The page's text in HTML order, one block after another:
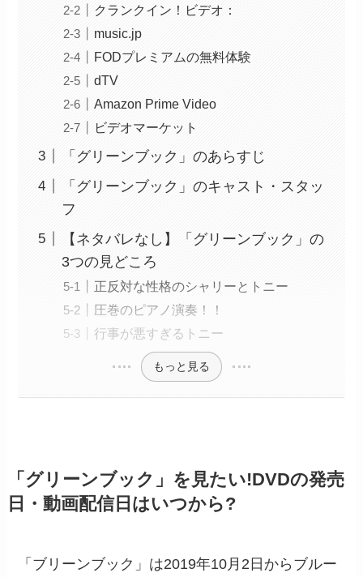
クランクイン！ビデオ：
music.jp
FODプレミアムの無料体験
dTV
Amazon Prime Video
ビデオマーケット
「グリーンブック」のあらすじ
「グリーンブック」のキャスト・スタッ
フ
【ネタバレなし】「グリーンブック」の
3つの見どころ
正反対な性格のシャリーとトニー
圧巻のピアノ演奏！！
行事が悪すぎるトニー
もっと見る
「グリーンブック」を見たい!DVDの発売
日・動画配信日はいつから?
「ブリーンブック」は2019年10月2日からブルー